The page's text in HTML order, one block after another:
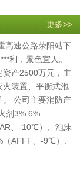
更多>>
高速公路荥阳站下
利，景色宜人。
产2500万元，主
装置、平衡式泡
公司主要消防产
剂3%.6%
、-10℃）、泡沫
AFFF、-9℃）、